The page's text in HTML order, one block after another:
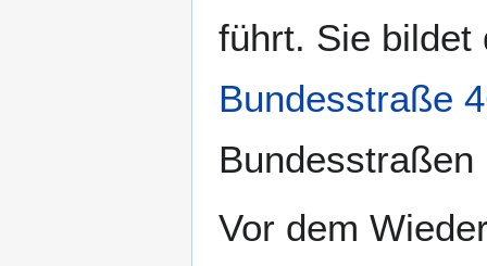
führt. Sie bildet
Bundesstraße
Bundesstraßen
Vor dem